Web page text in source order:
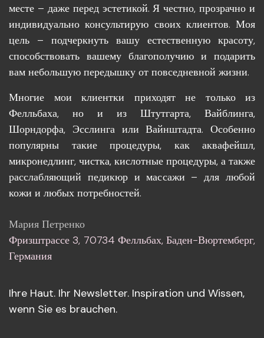
месте – даже перед эстетикой. Я честно, прозрачно и
индивидуально консультирую своих клиентов. Моя
цель – подчеркнуть вашу естественную красоту,
способствовать вашему благополучию и подарить
вам небольшую передышку от повседневной жизни.
Многие мои клиентки приходят не только из
Фелльбаха, но и из Штутгарта, Вайблинга,
Шорндорфа, Эсслинга или Вайнштадта. Особенно
популярны такие процедуры, как аквафейшл,
микронедлинг, чистка, кислотные процедуры, а также
расслабляющий педикюр и массажи – для любой
кожи и любых потребностей.
Мария Петренко
Фризштрассе 3, 70734 Фелльбах, Баден-Вюртемберг,
Германия
Ihre Haut. Ihr Newsletter. Inspiration und Wissen,
wenn Sie es brauchen.